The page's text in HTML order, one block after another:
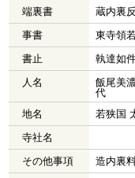
端裏書
蔵内裏
事書
東寺領
書止
執達如
人名
飯尾美
代
地名
若狭国
寺社名
その他事項
造内裏